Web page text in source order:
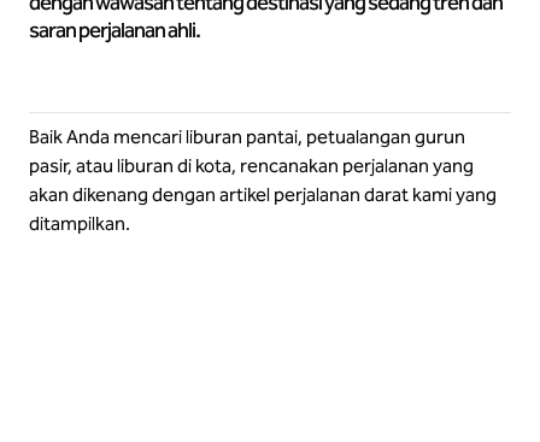
saran perjalanan ahli.
Baik Anda mencari liburan pantai, petualangan gurun
pasir, atau liburan di kota, rencanakan perjalanan yang
akan dikenang dengan artikel perjalanan darat kami yang
ditampilkan.